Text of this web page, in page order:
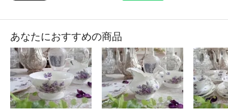
あなたにおすすめの商品